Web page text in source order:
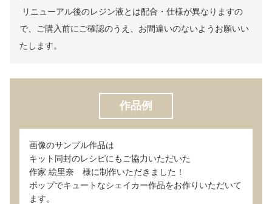
リニューアル後のレジン液とは配合・仕様が異なりますの
で、ご購入前にご確認のうえ、お間違いのないようお願いい
たします。
作品例
画像のサンプル作品は
キット同封のレシピにもご協力いただいた
作家 絵里奈 様に制作いただきました！
ポップでキュートなシェイカー作品をお作りいただいて
ます。